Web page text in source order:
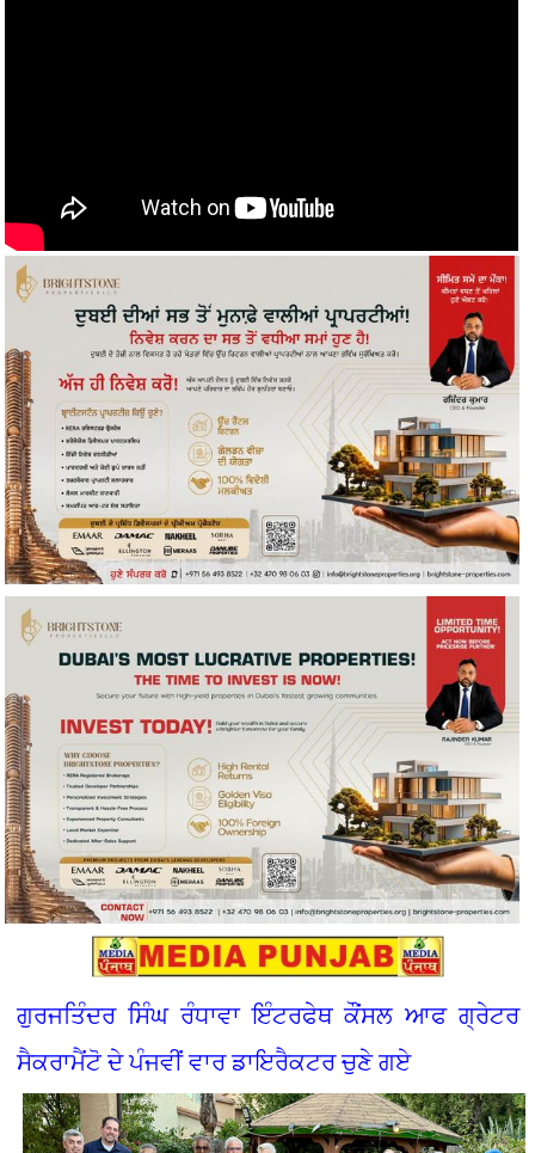
ਗੁਰਜਤਿੰਦਰ ਸਿੰਘ ਰੰਧਾਵਾ ਇੰਟਰਫੇਥ ਕੌਂਸਲ ਆਫ ਗ੍ਰੇਟਰ
ਸੈਕਰਾਮੈਂਟੋ ਦੇ ਪੰਜਵੀਂ ਵਾਰ ਡਾਇਰੈਕਟਰ ਚੁਣੇ ਗਏ